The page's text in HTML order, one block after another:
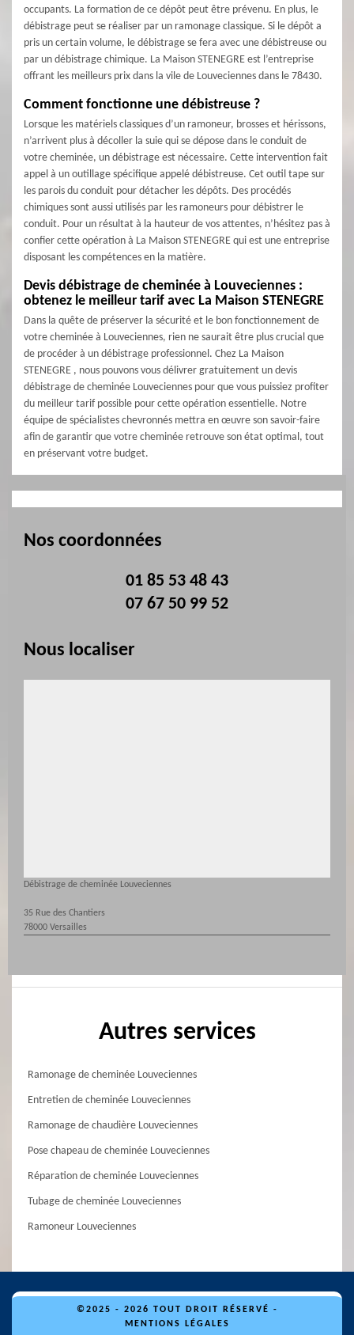
occupants. La formation de ce dépôt peut être prévenu. En plus, le
débistrage peut se réaliser par un ramonage classique. Si le dépôt a
pris un certain volume, le débistrage se fera avec une débistreuse ou
par un débistrage chimique. La Maison STENEGRE est l’entreprise
offrant les meilleurs prix dans la vile de Louveciennes dans le 78430.
Comment fonctionne une débistreuse ?
Lorsque les matériels classiques d’un ramoneur, brosses et hérissons,
n’arrivent plus à décoller la suie qui se dépose dans le conduit de
votre cheminée, un débistrage est nécessaire. Cette intervention fait
appel à un outillage spécifique appelé débistreuse. Cet outil tape sur
les parois du conduit pour détacher les dépôts. Des procédés
chimiques sont aussi utilisés par les ramoneurs pour débistrer le
conduit. Pour un résultat à la hauteur de vos attentes, n’hésitez pas à
confier cette opération à La Maison STENEGRE qui est une entreprise
disposant les compétences en la matière.
Devis débistrage de cheminée à Louveciennes :
obtenez le meilleur tarif avec La Maison STENEGRE
Dans la quête de préserver la sécurité et le bon fonctionnement de
votre cheminée à Louveciennes, rien ne saurait être plus crucial que
de procéder à un débistrage professionnel. Chez La Maison
STENEGRE , nous pouvons vous délivrer gratuitement un devis
débistrage de cheminée Louveciennes pour que vous puissiez profiter
du meilleur tarif possible pour cette opération essentielle. Notre
équipe de spécialistes chevronnés mettra en œuvre son savoir-faire
afin de garantir que votre cheminée retrouve son état optimal, tout
en préservant votre budget.
Nos coordonnées
01 85 53 48 43
07 67 50 99 52
Nous localiser
Débistrage de cheminée Louveciennes
35 Rue des Chantiers
78000 Versailles
Autres services
Ramonage de cheminée Louveciennes
Entretien de cheminée Louveciennes
Ramonage de chaudière Louveciennes
Pose chapeau de cheminée Louveciennes
Réparation de cheminée Louveciennes
Tubage de cheminée Louveciennes
Ramoneur Louveciennes
©2025 - 2026 TOUT DROIT RÉSERVÉ -
MENTIONS LÉGALES